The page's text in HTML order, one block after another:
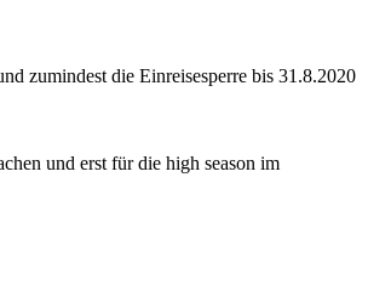
zumindest die Einreisesperre bis 31.8.2020
und erst für die high season im